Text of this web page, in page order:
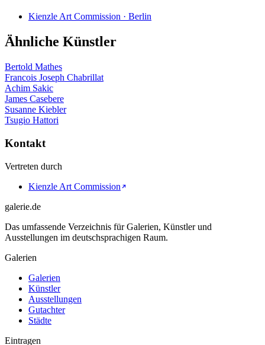
Kienzle Art Commission · Berlin
Ähnliche Künstler
Bertold Mathes
Francois Joseph Chabrillat
Achim Sakic
James Casebere
Susanne Kiebler
Tsugio Hattori
Kontakt
Vertreten durch
Kienzle Art Commission
galerie.de
Das umfassende Verzeichnis für Galerien, Künstler und
Ausstellungen im deutschsprachigen Raum.
Galerien
Galerien
Künstler
Ausstellungen
Gutachter
Städte
Eintragen